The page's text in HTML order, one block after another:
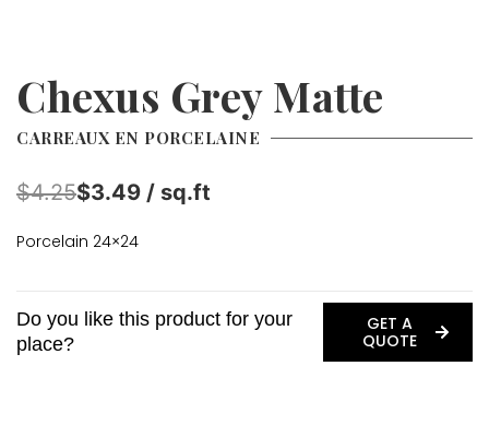
Chexus Grey Matte
CARREAUX EN PORCELAINE
$4.25$3.49 / sq.ft
Porcelain 24×24
Do you like this product for your
place?
GET A
QUOTE